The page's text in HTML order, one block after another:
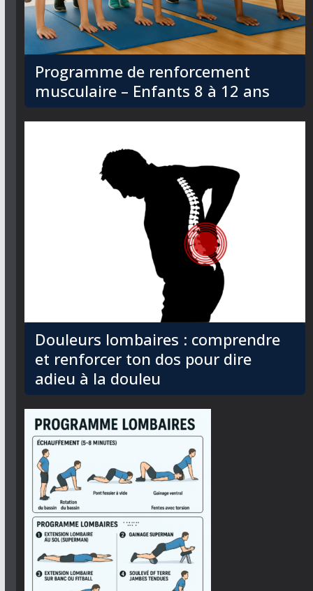
Programme de renforcement
musculaire – Enfants 8 à 12 ans
Douleurs lombaires : comprendre
et renforcer ton dos pour dire
adieu à la douleu